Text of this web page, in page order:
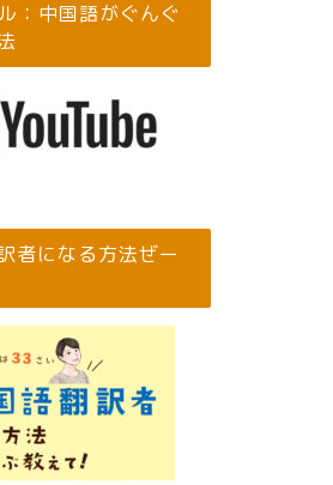
：中国語がぐんぐ
者になる方法ぜー